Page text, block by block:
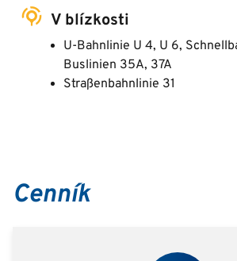
V blízkosti
U-Bahnlinie U 4, U 6,
Buslinien 35A, 37A
Straßenbahnlinie 31
Cenník